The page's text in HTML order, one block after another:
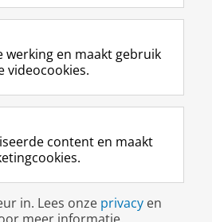
F
a
e
b
o
p
a
i
n
a
L
i
k
e
I
-
p
g
i
n
R
S
-
f
e
R
k
s
u
I
n
t
r
m
c
c
o
Y
o
T
e
k
a
a
Inloggen
werking en maakt gebruik
videocookies.
content en maakt
in. Lees onze privacy en